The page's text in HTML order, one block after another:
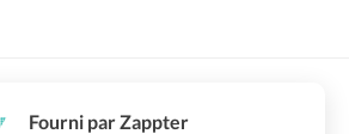
Fourni par Zappter